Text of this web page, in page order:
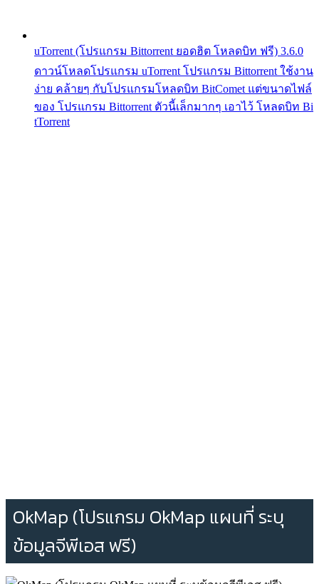
uTorrent (โปรแกรม Bittorrent ยอดฮิต โหลดบิท ฟรี) 3.6.0
ดาวน์โหลดโปรแกรม uTorrent โปรแกรม Bittorrent ใช้งาน
ง่าย คล้ายๆ กับโปรแกรมโหลดบิท BitComet แต่ขนาดไฟล์
ของ โปรแกรม Bittorrent ตัวนี้เล็กมากๆ เอาไว้ โหลดบิท Bi
tTorrent
OkMap (โปรแกรม OkMap แผนที่ ระบุ
ข้อมูลจีพีเอส ฟรี)